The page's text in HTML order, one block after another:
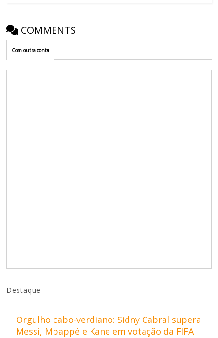
COMMENTS
Com outra conta
Destaque
Orgulho cabo-verdiano: Sidny Cabral supera
Messi, Mbappé e Kane em votação da FIFA